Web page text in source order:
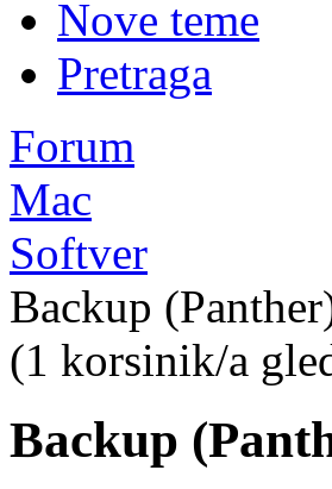
Nove teme
Pretraga
Forum
Mac
Softver
Backup
(1 korsinik/a
Backup